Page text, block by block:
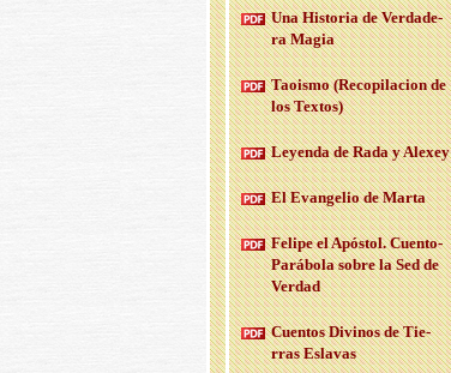
Una His­to­ria de Ver­da­de­
ra Magia
Taois­mo (Re­co­pi­la­cion de
los Tex­tos)
Le­yen­da de Rada y Ale­xey
El Evan­ge­lio de Marta
Fe­li­pe el Após­tol. Cuen­to-
Pa­rá­bo­la sobre la Sed de
Ver­dad
Cuen­tos Di­vi­nos de Tie­
rras Es­la­vas